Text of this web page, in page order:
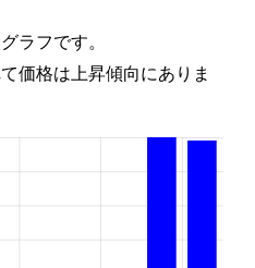
ラフです。
価格は上昇傾向にありま